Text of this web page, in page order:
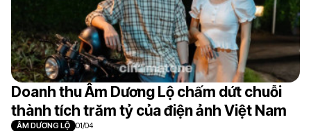
Doanh thu Âm Dương Lộ chấm dứt chuỗi
thành tích trăm tỷ của điện ảnh Việt Nam
ÂM DƯƠNG LỘ 01/04